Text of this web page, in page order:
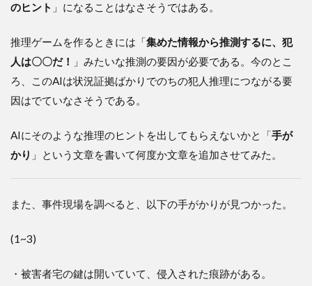
のヒント 」になることはなさそうではある。
推理ゲームを作るときには「集めた情報から推測するに、犯
人は〇〇だ！
」みたいな推測の要因が必要である。今のとこ
ろ、このAIは状況証拠ばかりでのちの犯人推理につながる要
因はでていなさそうである。
AIにそのような推理のヒントを出してもらえないかと「手が
かり 」という文章を書いて何度か文章を追加させてみた。
また、事件現場を調べると、以下の手がかりが見つかった。
(1~3)
・被害者宅の鍵は開いていて、侵入された痕跡がある。